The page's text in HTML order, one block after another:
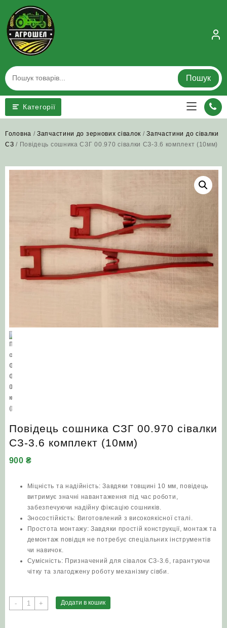
content
Пошук
Категорії
Головна /Запчастини до зернових сівалок /Запчастини до сівалки
СЗ / Повідець сошника СЗГ 00.970 сівалки СЗ-3.6 комплект (10мм)
Повідець сошника СЗГ 00.970 сівалки
СЗ-3.6 комплект (10мм)
900₴
Міцність та надійність: Завдяки товщині 10 мм, повідець
витримує значні навантаження під час роботи,
забезпечуючи надійну фіксацію сошників.
Зносостійкість: Виготовлений з високоякісної сталі.
Простота монтажу: Завдяки простій конструкції, монтаж та
демонтаж повідця не потребує спеціальних інструментів
чи навичок.
Сумісність: Призначений для сівалок СЗ-3.6, гарантуючи
чітку та злагоджену роботу механізму сівби.
-
Повідець
сошника
+ Додати в кошик